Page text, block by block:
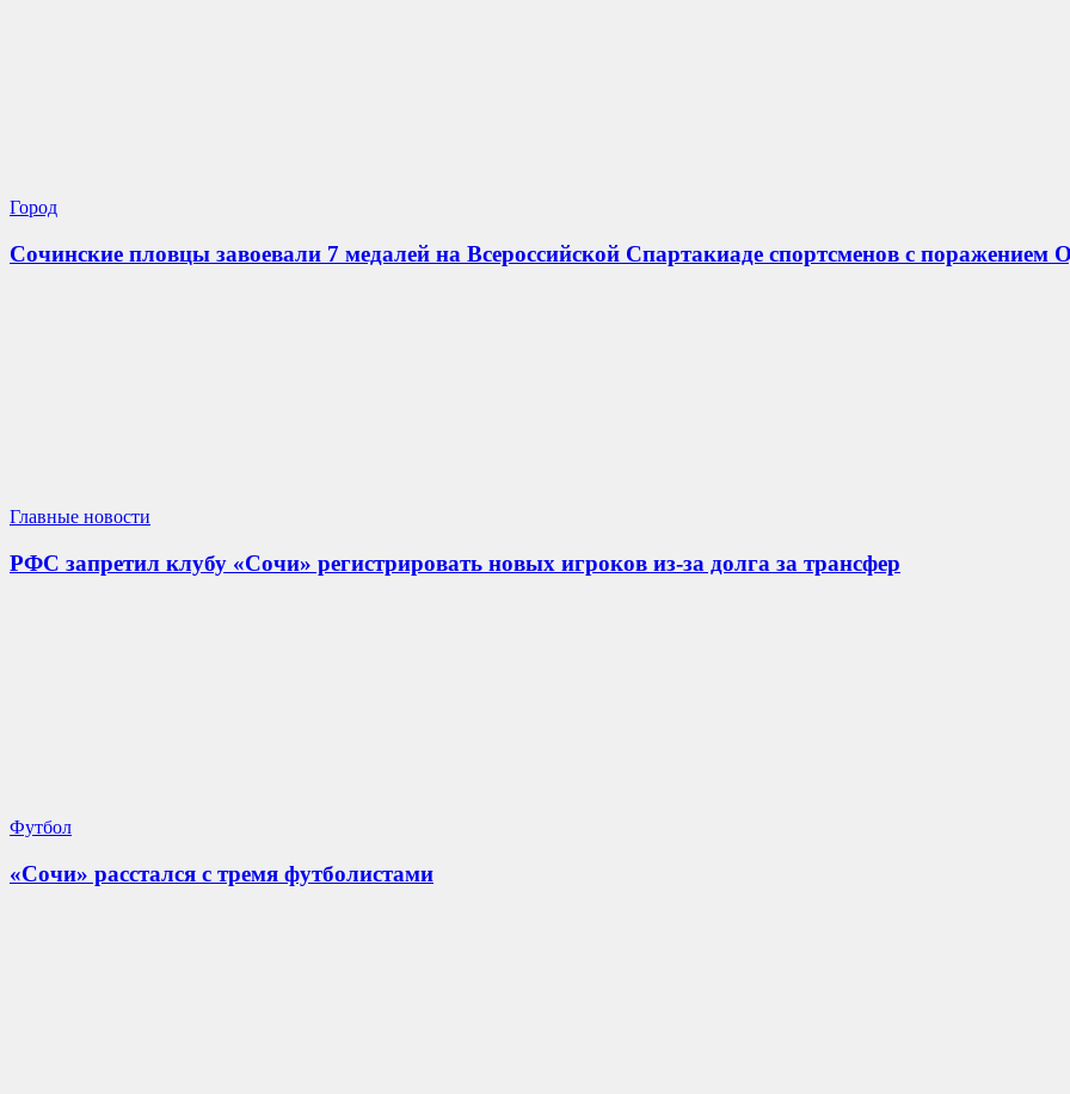
Город
Сочинские пловцы завоевали 7 медалей на Всероссийской Спартакиаде спортсменов с поражением
Главные новости
РФС запретил клубу «Сочи» регистрировать новых игроков из-за долга за трансфер
Футбол
«Сочи» расстался с тремя футболистами